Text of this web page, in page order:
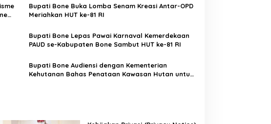
Bupati Bone Buka Lomba Senam Kreasi Antar-OPD
Meriahkan HUT ke-81 RI
Bupati Bone Lepas Pawai Karnaval Kemerdekaan
PAUD se-Kabupaten Bone Sambut HUT ke-81 RI
Bupati Bone Audiensi dengan Kementerian
Kehutanan Bahas Penataan Kawasan Hutan untuk